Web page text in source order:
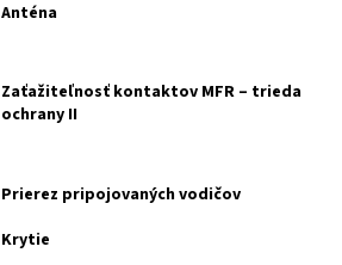
Anténa
Zaťažiteľnosť kontaktov MFR – trieda
ochrany II
Prierez pripojovaných vodičov
Krytie